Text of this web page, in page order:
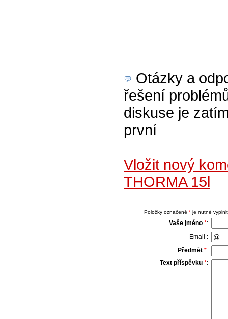
Otázky a
řešení
diskuse je
první
Vložit nový
THORMA 15l
Položky označené *je nutné
Vaše jméno *:
Email :
Předmět *:
Text příspěvku *: